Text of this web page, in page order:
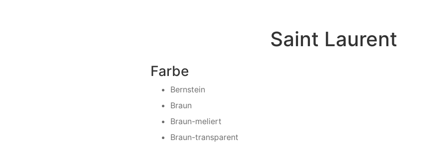
Saint Laurent
Farbe
Bernstein
Braun
Braun-meliert
Braun-transparent